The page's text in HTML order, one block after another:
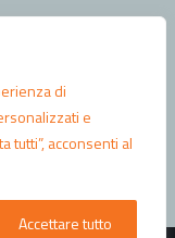
di
e
tutti”, acconsenti al
Accettare tutto
Tradate (VA)